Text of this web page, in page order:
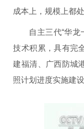
成本上，规模上都
自主三代“华
技术积累，具有完
建福清、广西防城
照计划进度实施建